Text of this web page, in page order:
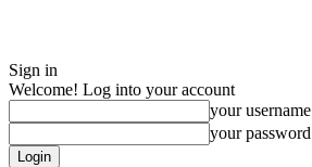
Sign in
Welcome! Log into your account
your username
your password